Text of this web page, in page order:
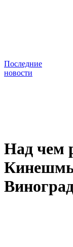
Последние
новости
Над чем